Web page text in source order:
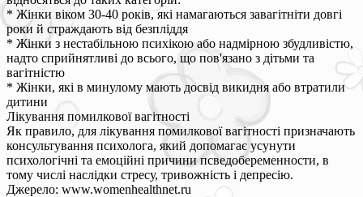
* Жінки віком 30-40 років, які намагаються завагітніти довгі
роки й страждають від безпліддя
* Жінки з нестабільною психікою або надмірною збудливістю,
надто сприйнятливі до всього, що пов'язано з дітьми та
вагітністю
* Жінки, які в минулому мають досвід викидня або втратили
дитини
Лікування помилкової вагітності
Як правило, для лікування помилкової вагітності призначають
консультування психолога, який допомагає усунути
психологічні та емоційні причини псведобеременности, в
тому числі наслідки стресу, тривожність і депресію.
Джерело: www.womenhealthnet.ru